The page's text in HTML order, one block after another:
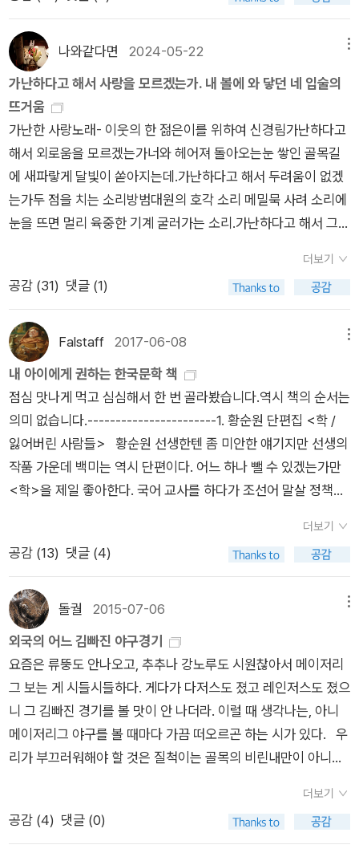
신명이 난다한 다리를 들고 날라리를 불거나고갯짓을 하고 어깨
를 흔들거나
나와같다면 2024-05-22
가난하다고 해서 사랑을 모르겠는가. 내 볼에 와 닿던 네 입술의
뜨거움
가난한 사랑노래- 이웃의 한 젊은이를 위하여 신경림가난하다고
해서 외로움을 모르겠는가너와 헤어져 돌아오는눈 쌓인 골목길
에 새파랗게 달빛이 쏟아지는데.가난하다고 해서 두려움이 없겠
는가두 점을 치는 소리방범대원의 호각 소리 메밀묵 사려 소리에
눈을 뜨면 멀리 육중한 기계 굴러가는 소리.가난하다고 해서 그리
무에서 까치밥으로 하나 남았을새빨간 감 바람 소리도 그려 보지
만.가난하다고 해서 사랑을 모르겠는가내 볼에 와 닿던 네 입술의
뒤에 터지던 네 울음.가난하다고 해서 왜 모르겠는가,가난하기 때
문에 이것들을이 모든 것들을 버려야 한다는 것을.가난한 사람은
가난하기 때문에 많은 걸 포기하고, 버리고 싶지 않을 것을 버려
야 한다우리는 젊을 때 모두 가난했다가난의 의미가 예전과 다르
게 더 혹독한 삶을 살게하는 시대에 살아 그런지 마음이 더 먹먹
해진다선생님의 시로 인해 조금 더 사랑할 수 있었고, 조금 덜 아
파 할 수 있었습니다멋진 시를 이 세상에 남겨주셔서 감사드립니
다신경림선생님의 영혼의 안식을 기원합니다
더보기
공감 (31) 댓글 (1)
Falstaff 2017-06-08
내 아이에게 권하는 한국문학 책
점심 맛나게 먹고 심심해서 한 번 골라봤습니다.역시 책의 순서는
의미 없습니다.-----------------------1. 황순원 단편집 <학 /
잃어버린 사람들> 황순원 선생한텐 좀 미안한 얘기지만 선생의
작품 가운데 백미는 역시 단편이다. 어느 하나 뺄 수 있겠는가만
<학>을 제일 좋아한다. 국어 교사를 하다가 조선어 말살 정책이
초의 가상 역사 소설. 복거일의 <비명을 찾아서>는 이 작품이 없
해본 작가가 심혈을 기울인 우화. 3. 장용학, <원형의 전설
> <원형의 전설>은 두 출판사에서 나오는데, 두산동아에서
찍은 건 원래 작품 속에 있는 모든 한자어를 다 한글로 바꾼 것.
그것도 좋지만 장용학은 뜻의 명확한 이해를 위해 조사를 제외한
거의 모든 글자를 한문으로 썼다. 지만지 책이 원본에 의거하여
만든 책. 나 같으면 이걸 고르는데 다른 분을 위해선 암만해도 두
산동아로 가는 것이 좋겠다. 그 책엔 <원형의 전설> 말고도 정말
로 기념비적인 장용학의 단편들, <요한시집> <현대의 야> 같은
것들도 다 실려있어서. 한국전쟁은 작가들에게 실존에 관한 묵직
한 숙제를 내주기도 했고 장용학은 처음부터 실존 문제에 집착,
아예 끝장을 봤다가 정말로 끝장이 난 문제적 작가. 난 이이를 굉
더보기
공감 (13) 댓글 (4)
돌궐 2015-07-06
외국의 어느 김빠진 야구경기
요즘은 류뚱도 안나오고, 추추나 강노루도 시원찮아서 메이저리
그 보는 게 시들시들하다. 게다가 다저스도 졌고 레인저스도 졌으
니 그 김빠진 경기를 볼 맛이 안 나더라. 이럴 때 생각나는, 아니
메이저리그 야구를 볼 때마다 가끔 떠오르곤 하는 시가 있다. 우
리가 부끄러워해야 할 것은 질척이는 골목의 비린내만이 아니다
것은이 깊은 가난만이 아니다좀체 걷히지 않는 어둠만이 아니
다 팔월이 오면 우리는 들떠오지만삐꺽이는 사무실 의자에 앉아
더보기
공감 (4) 댓글 (0)